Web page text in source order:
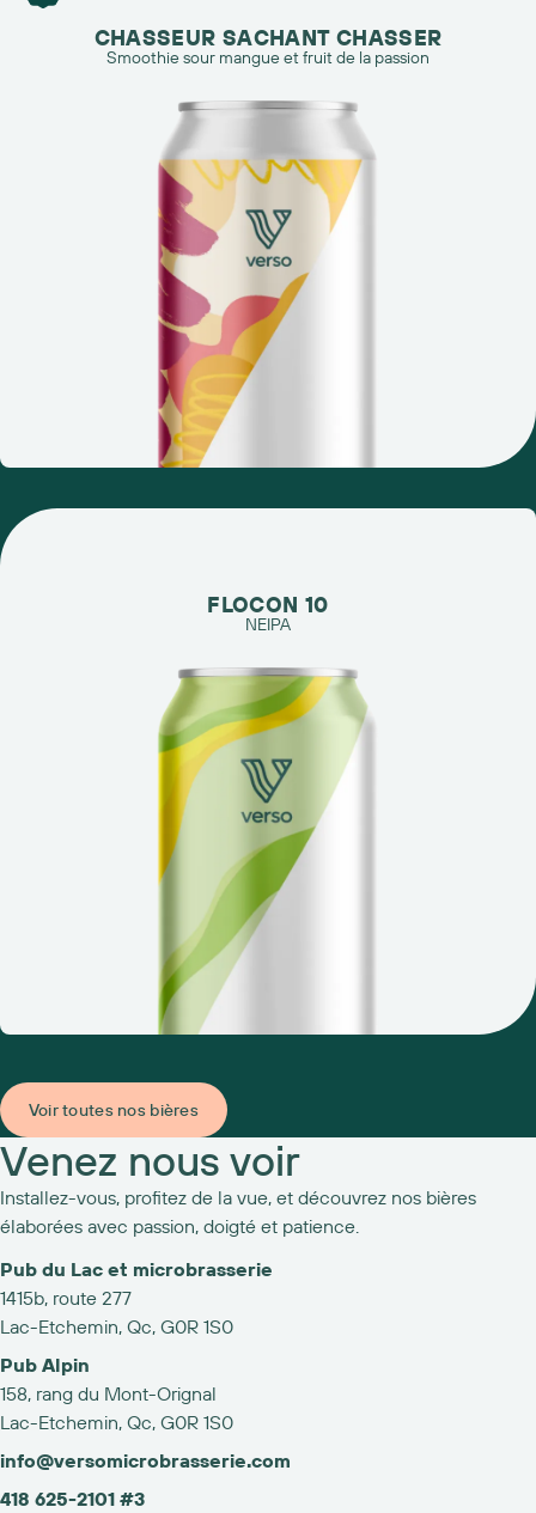
CHASSEUR SACHANT CHASSER
Smoothie sour mangue et fruit de la passion
FLOCON 10
NEIPA
Voir toutes nos bières
Venez nous voir
Installez-vous, profitez de la vue, et découvrez nos bières
élaborées avec passion, doigté et patience.
Pub du Lac et microbrasserie
1415b, route 277
Lac-Etchemin, Qc, G0R 1S0
Pub Alpin
158, rang du Mont-Orignal
Lac-Etchemin, Qc, G0R 1S0
info@versomicrobrasserie.com
418 625-2101 #3